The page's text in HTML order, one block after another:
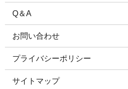
Q＆A
お問い合わせ
プライバシーポリシー
サイトマップ